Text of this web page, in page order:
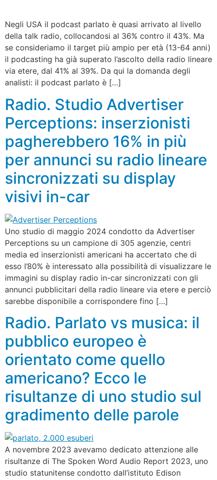
Negli USA il podcast parlato è quasi arrivato al livello
della talk radio, collocandosi al 36% contro il 43%. Ma
se consideriamo il target più ampio per età (13-64 anni)
il podcasting ha già superato l’ascolto della radio lineare
via etere, dal 41% al 39%. Da qui la domanda degli
analisti: il podcast parlato è […]
Radio. Studio Advertiser
Perceptions: inserzionisti
pagherebbero 16% in più
per annunci su radio lineare
sincronizzati su display
visivi in-car
Uno studio di maggio 2024 condotto da Advertiser
Perceptions su un campione di 305 agenzie, centri
media ed inserzionisti americani ha accertato che di
esso l’80% è interessato alla possibilità di visualizzare le
immagini su display radio in-car sincronizzati con gli
annunci pubblicitari della radio lineare via etere e perciò
sarebbe disponibile a corrispondere fino […]
Radio. Parlato vs musica: il
pubblico europeo è
orientato come quello
americano? Ecco le
risultanze di uno studio sul
gradimento delle parole
A novembre 2023 avevamo dedicato attenzione alle
risultanze di The Spoken Word Audio Report 2023, uno
studio statunitense condotto dall’istituto Edison